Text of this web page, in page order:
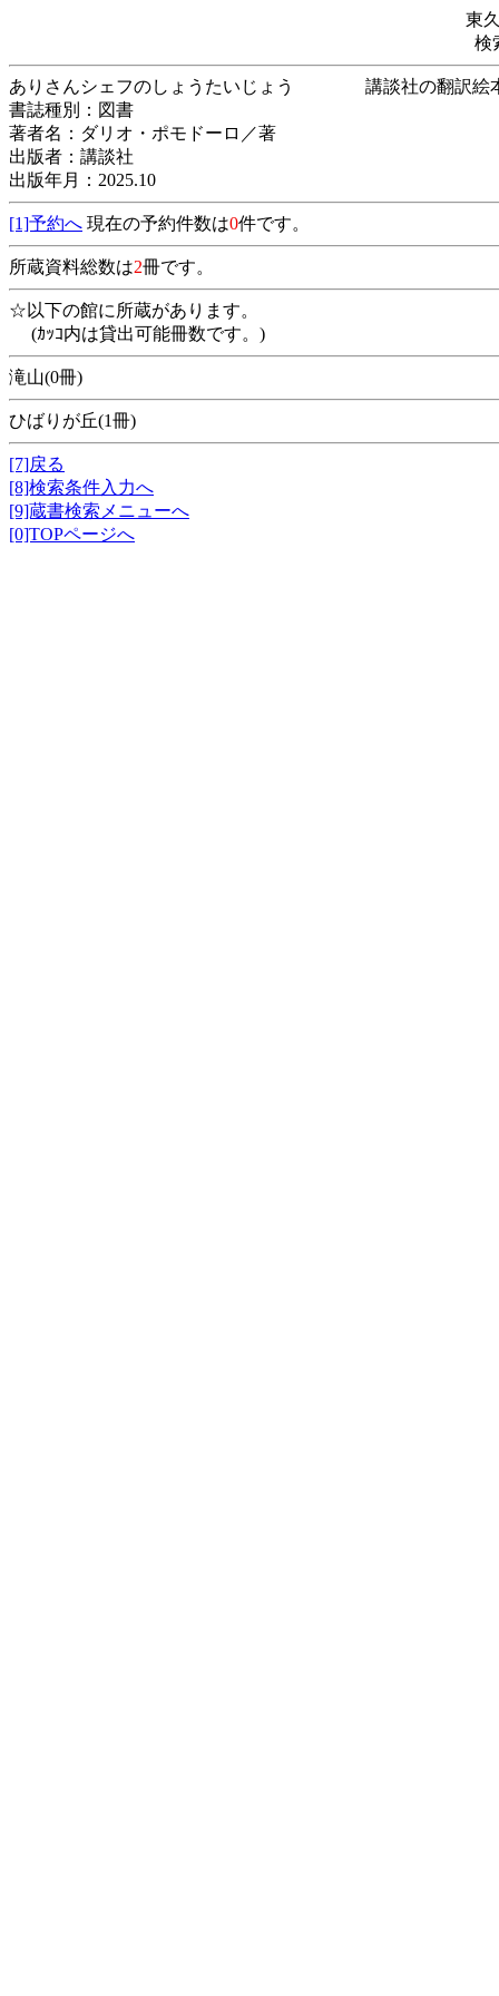
東
検
ありさんシェフのしょうたいじょう 講談社
書誌種別：図書
著者名：ダリオ・ポモドーロ／著
出版者：講談社
出版年月：2025.10
[1]予約へ 現在の予約件数は0件です。
所蔵資料総数は2冊です。
☆以下の館に所蔵があります。
(ｶｯｺ内は貸出可能冊数です。)
滝山(0冊)
ひばりが丘(1冊)
[7]戻る
[8]検索条件入力へ
[9]蔵書検索メニューへ
[0]TOPページへ